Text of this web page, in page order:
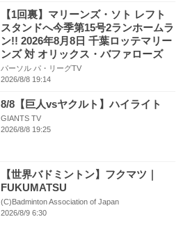
【1回裏】マリーンズ・ソト レフト
スタンドへ今季第15号2ランホームラ
ン!! 2026年8月8日 千葉ロッテマリー
ンズ 対 オリックス・バファローズ
パーソル パ・リーグTV
2026/8/8 19:14
8/8【巨人vsヤクルト】ハイライト
GIANTS TV
2026/8/8 19:25
【世界バドミントン】フクマツ｜
FUKUMATSU
(C)Badminton Association of Japan
2026/8/9 6:30